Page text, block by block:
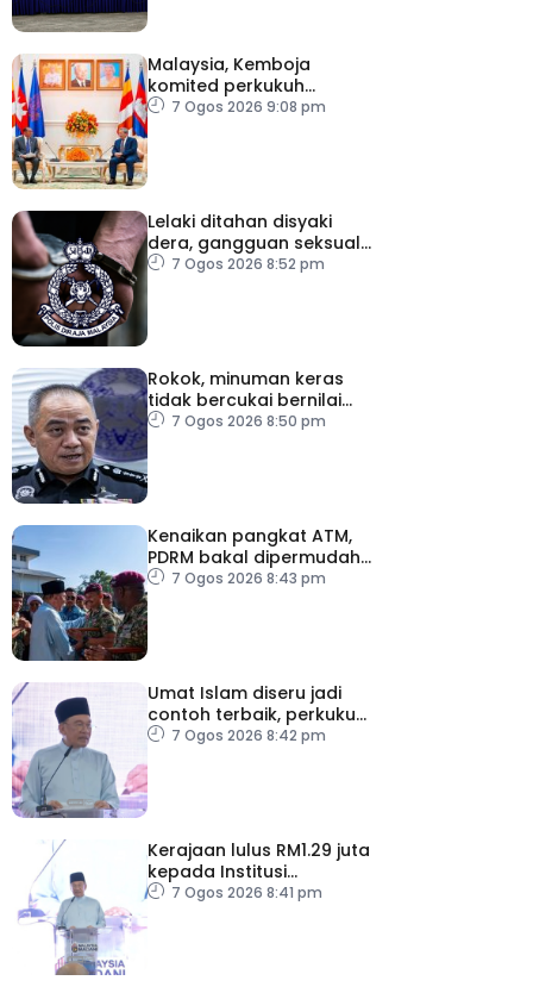
Malaysia, Kemboja
komited perkukuh
kerjasama pertahanan
7 Ogos 2026 9:08 pm
Lelaki ditahan disyaki
dera, gangguan seksual
dua anak kandung
7 Ogos 2026 8:52 pm
Rokok, minuman keras
tidak bercukai bernilai
lebih RM64,000 dirampas
7 Ogos 2026 8:50 pm
Kenaikan pangkat ATM,
PDRM bakal dipermudah,
dipercepat
7 Ogos 2026 8:43 pm
Umat Islam diseru jadi
contoh terbaik, perkukuh
keharmonian
7 Ogos 2026 8:42 pm
Kerajaan lulus RM1.29 juta
kepada Institusi
Pendidikan Islam Melaka
7 Ogos 2026 8:41 pm